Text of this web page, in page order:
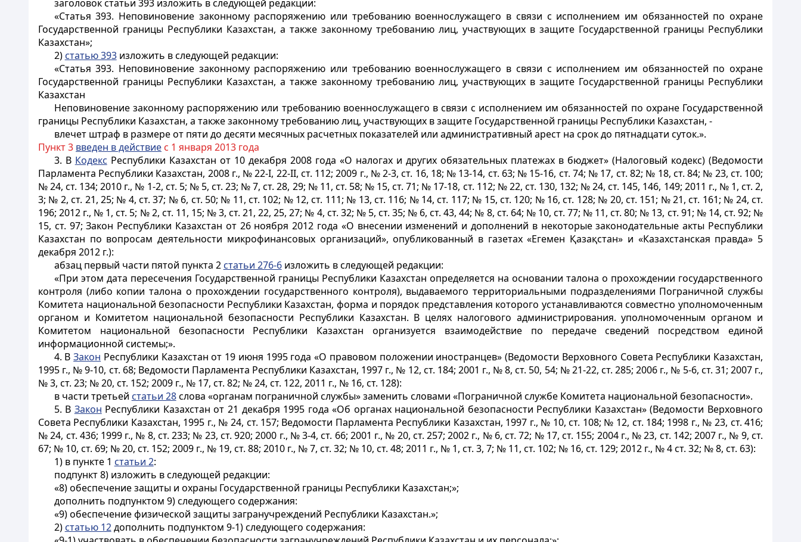
заголовок статьи 393 изложить в следующей редакции:
«Статья 393. Неповиновение законному распоряжению или требованию военнослужащего в связи с исполнением им обязанностей по охране
Государственной границы Республики Казахстан, а также законному требованию лиц, участвующих в защите Государственной границы Республики
Казахстан»;
2) статью 393изложить в следующей редакции:
«Статья 393. Неповиновение законному распоряжению или требованию военнослужащего в связи с исполнением им обязанностей по охране
Государственной границы Республики Казахстан, а также законному требованию лиц, участвующих в защите Государственной границы Республики
Казахстан
Неповиновение законному распоряжению или требованию военнослужащего в связи с исполнением им обязанностей по охране Государственной
границы Республики Казахстан, а также законному требованию лиц, участвующих в защите Государственной границы Республики Казахстан, -
влечет штраф в размере от пяти до десяти месячных расчетных показателей или административный арест на срок до пятнадцати суток.».
Пункт 3 введен в действие с 1 января 2013 года
3. В Кодекс Республики Казахстан от 10 декабря 2008 года «О налогах и других обязательных платежах в бюджет» (Налоговый кодекс) (Ведомости
Парламента Республики Казахстан, 2008 г., № 22-I, 22-II, ст. 112; 2009 г., № 2-3, ст. 16, 18; № 13-14, ст. 63; № 15-16, ст. 74; № 17, ст. 82; № 18, ст. 84; № 23, ст. 100;
№ 24, ст. 134; 2010 г., № 1-2, ст. 5; № 5, ст. 23; № 7, ст. 28, 29; № 11, ст. 58; № 15, ст. 71; № 17-18, ст. 112; № 22, ст. 130, 132; № 24, ст. 145, 146, 149; 2011 г., № 1, ст. 2,
3; № 2, ст. 21, 25; № 4, ст. 37; № 6, ст. 50; № 11, ст. 102; № 12, ст. 111; № 13, ст. 116; № 14, ст. 117; № 15, ст. 120; № 16, ст. 128; № 20, ст. 151; № 21, ст. 161; № 24, ст.
196; 2012 г., № 1, ст. 5; № 2, ст. 11, 15; № 3, ст. 21, 22, 25, 27; № 4, ст. 32; № 5, ст. 35; № 6, ст. 43, 44; № 8, ст. 64; № 10, ст. 77; № 11, ст. 80; № 13, ст. 91; № 14, ст. 92; №
15, ст. 97; Закон Республики Казахстан от 26 ноября 2012 года «О внесении изменений и дополнений в некоторые законодательные акты Республики
Казахстан по вопросам деятельности микрофинансовых организаций», опубликованный в газетах «Егемен Қазақстан» и «Казахстанская правда» 5
декабря 2012 г.):
абзац первый части пятой пункта 2 статьи 276-6изложить в следующей редакции:
«При этом дата пересечения Государственной границы Республики Казахстан определяется на основании талона о прохождении государственного
контроля (либо копии талона о прохождении государственного контроля), выдаваемого территориальными подразделениями Пограничной службы
Комитета национальной безопасности Республики Казахстан, форма и порядок представления которого устанавливаются совместно уполномоченным
органом и Комитетом национальной безопасности Республики Казахстан. В целях налогового администрирования. уполномоченным органом и
Комитетом национальной безопасности Республики Казахстан организуется взаимодействие по передаче сведений посредством единой
информационной системы;».
4. ВЗакон Республики Казахстан от 19 июня 1995 года «О правовом положении иностранцев» (Ведомости Верховного Совета Республики Казахстан,
1995 г., № 9-10, ст. 68; Ведомости Парламента Республики Казахстан, 1997 г., № 12, ст. 184; 2001 г., № 8, ст. 50, 54; № 21-22, ст. 285; 2006 г., № 5-6, ст. 31; 2007 г.,
№ 3, ст. 23; № 20, ст. 152; 2009 г., № 17, ст. 82; № 24, ст. 122, 2011 г., № 16, ст. 128):
в части третьей статьи 28слова «органам пограничной службы» заменить словами «Пограничной службе Комитета национальной безопасности».
5. В Закон Республики Казахстан от 21 декабря 1995 года «Об органах национальной безопасности Республики Казахстан» (Ведомости Верховного
Совета Республики Казахстан, 1995 г., № 24, ст. 157; Ведомости Парламента Республики Казахстан, 1997 г., № 10, ст. 108; № 12, ст. 184; 1998 г., № 23, ст. 416;
№ 24, ст. 436; 1999 г., № 8, ст. 233; № 23, ст. 920; 2000 г., № 3-4, ст. 66; 2001 г., № 20, ст. 257; 2002 г., № 6, ст. 72; № 17, ст. 155; 2004 г., № 23, ст. 142; 2007 г., № 9, ст.
67; № 10, ст. 69; № 20, ст. 152; 2009 г., № 19, ст. 88; 2010 г., № 7, ст. 32; № 10, ст. 48; 2011 г., № 1, ст. 3, 7; № 11, ст. 102; № 16, ст. 129; 2012 г., № 4 ст. 32; № 8, ст. 63):
1) в пункте 1 статьи 2:
подпункт 8) изложить в следующей редакции:
«8) обеспечение защиты и охраны Государственной границы Республики Казахстан;»;
дополнить подпунктом 9) следующего содержания:
«9) обеспечение физической защиты загранучреждений Республики Казахстан.»;
2) статью 12дополнить подпунктом 9-1) следующего содержания: